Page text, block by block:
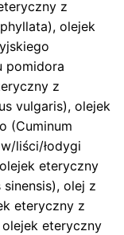
z
olejek
pomidora
z
vulgaris), olejek
(Cuminum
liści/łodygi
eteryczny
olej z
eteryczny z
eteryczny